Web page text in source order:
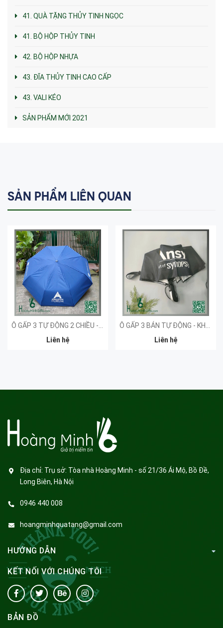
41. QUÀ TẶNG THỦY TINH NGỌC
41. BỘ HỘP THỦY TINH
42. BỘ HỘP NHỰA
43. ĐĨA THỦY TINH CAO CẤP
43. VALI KÉO
SẢN PHẨM MỚI 2021
SẢN PHẨM LIÊN QUAN
Liên hệ
Liên hệ
Địa chỉ: Trụ sở: Tòa nhà Hoàng Minh - số 21/36 Ái Mộ, Bồ Đề,
Long Biên, Hà Nội
0946 440 008
hoangminhquatang@gmail.com
HƯỚNG DẪN
KẾT NỐI VỚI CHÚNG TÔI
BẢN ĐỒ